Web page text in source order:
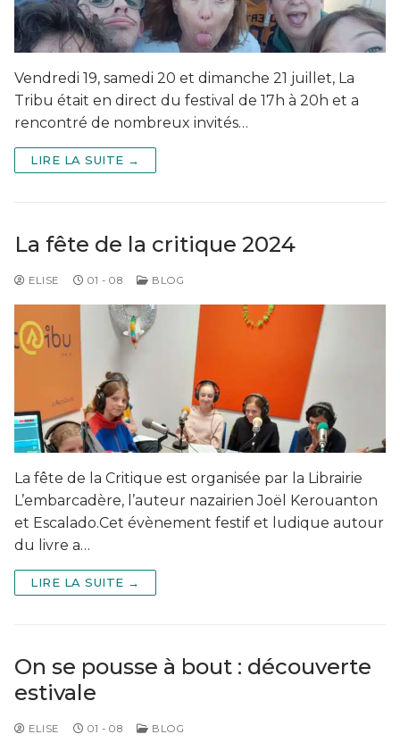
Vendredi 19, samedi 20 et dimanche 21 juillet, La
Tribu était en direct du festival de 17h à 20h et a
rencontré de nombreux invités…
LIRE LA SUITE →
La fête de la critique 2024
ELISE 01 - 08 BLOG
La fête de la Critique est organisée par la Librairie
L’embarcadère, l’auteur nazairien Joël Kerouanton
et Escalado.Cet évènement festif et ludique autour
du livre a…
LIRE LA SUITE →
On se pousse à bout : découverte
estivale
ELISE 01 - 08 BLOG